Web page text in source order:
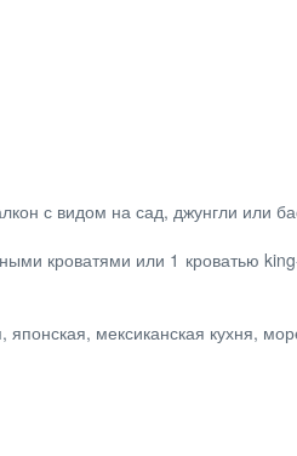
с видом на сад, джунгли или
кроватями или 1 кроватью
мексиканская кухня,